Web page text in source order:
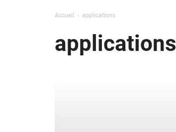
Accueil applications
applications